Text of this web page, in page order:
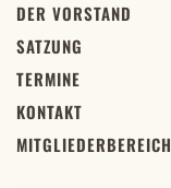
DER VORSTAND
SATZUNG
TERMINE
KONTAKT
MITGLIEDERBEREICH